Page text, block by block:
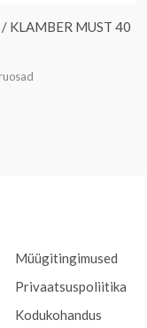
KLAMBER MUST 40
Müügitingimused
Privaatsuspoliitika
Kodukohandus